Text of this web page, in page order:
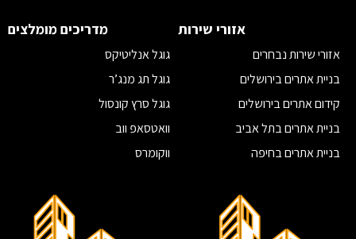
בניית אתרים לרופאים
בניית אתרים לרואי חשבון
בניית אתרים לחברות הייטק
ניהול קמפיינים בפייסבוק
מומחה פרסום בגוגל
מומחה קידום אתרים
שיווק בפייסבוק
מדיה חברתית
שיווק דיגיטלי
אזורי שירות
אזורי שירות נבחרים
בניית אתרים בירושלים
קידום אתרים בירושלים
בניית אתרים בתל אביב
בניית אתרים בחיפה
בניית אתרים בראשון לציון
קידום אתרים בראשון לציון
מדריכים מומלצים
גוגל אנליטיקס
גוגל תג מנג’ר
גוגל סרץ קונסול
וואטסאפ ווב
ווקומרס
איך לבחור חברת אחסון אתרים